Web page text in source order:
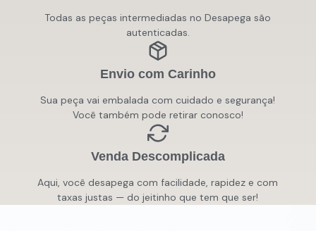
Todas as peças intermediadas no Desapega são
autenticadas.
Envio com Carinho
Sua peça vai embalada com cuidado e segurança!
Você também pode retirar conosco!
Venda Descomplicada
Aqui, você desapega com facilidade, rapidez e com
taxas justas — do jeitinho que tem que ser!